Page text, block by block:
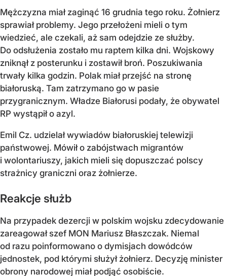
Mężczyzna miał zaginąć 16 grudnia tego roku. Żołnierz
sprawiał problemy. Jego przełożeni mieli o tym
wiedzieć, ale czekali, aż sam odejdzie ze służby.
Do odsłużenia zostało mu raptem kilka dni. Wojskowy
zniknął z posterunku i zostawił broń. Poszukiwania
trwały kilka godzin. Polak miał przejść na stronę
białoruską. Tam zatrzymano go w pasie
przygranicznym. Władze Białorusi podały, że obywatel
RP wystąpił o azyl.
Emil Cz. udzielał wywiadów białoruskiej telewizji
państwowej. Mówił o zabójstwach migrantów
i wolontariuszy, jakich mieli się dopuszczać polscy
strażnicy graniczni oraz żołnierze.
Reakcje służb
Na przypadek dezercji w polskim wojsku zdecydowanie
zareagował szef MON Mariusz Błaszczak. Niemal
od razu poinformowano o dymisjach dowódców
jednostek, pod którymi służył żołnierz. Decyzję minister
obrony narodowej miał podjąć osobiście.